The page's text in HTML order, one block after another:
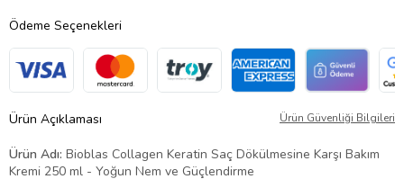
Ödeme Seçenekleri
Ürün Açıklaması Ürün Güvenliği Bilgileri
Ürün Adı: Bioblas Collagen Keratin Saç Dökülmesine Karşı Bakım
Kremi 250 ml - Yoğun Nem ve Güçlendirme